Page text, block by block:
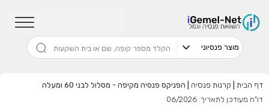
דף הבית קרנות פנסיה
הפניקס פנסיה מקיפה - מסלול לבני 60 ומעלה
דו"ח מעודכן לתאריך: 06/2026
שדרגו למסלול המוביל בתשואה בליווי
מתכנן פיננסי (ללא עלות), השאירו פרטים: